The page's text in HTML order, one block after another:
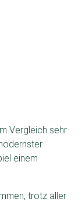
Vergleich sehr
einem
trotz aller